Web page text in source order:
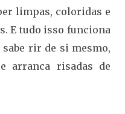
limpas, coloridas e
E tudo isso funciona
sabe rir de si mesmo,
arranca risadas de